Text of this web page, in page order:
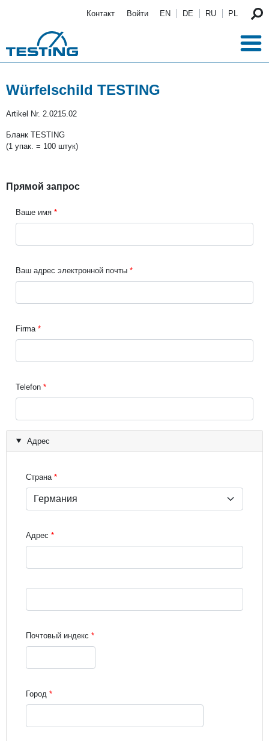
Контакт Войти EN DE RU PL
Würfelschild TESTING
Artikel Nr. 2.0215.02
Бланк TESTING
(1 упак. = 100 штук)
Прямой запрос
Ваше имя
Ваш адрес электронной почты
Firma
Telefon
Адрес
Страна
Адрес
Street address line 3
Почтовый индекс
Город